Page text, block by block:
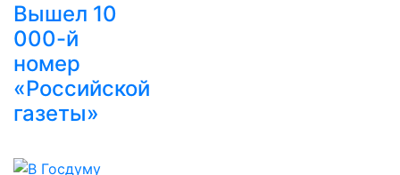
Вышел 10
000-й
номер
«Российской
газеты»